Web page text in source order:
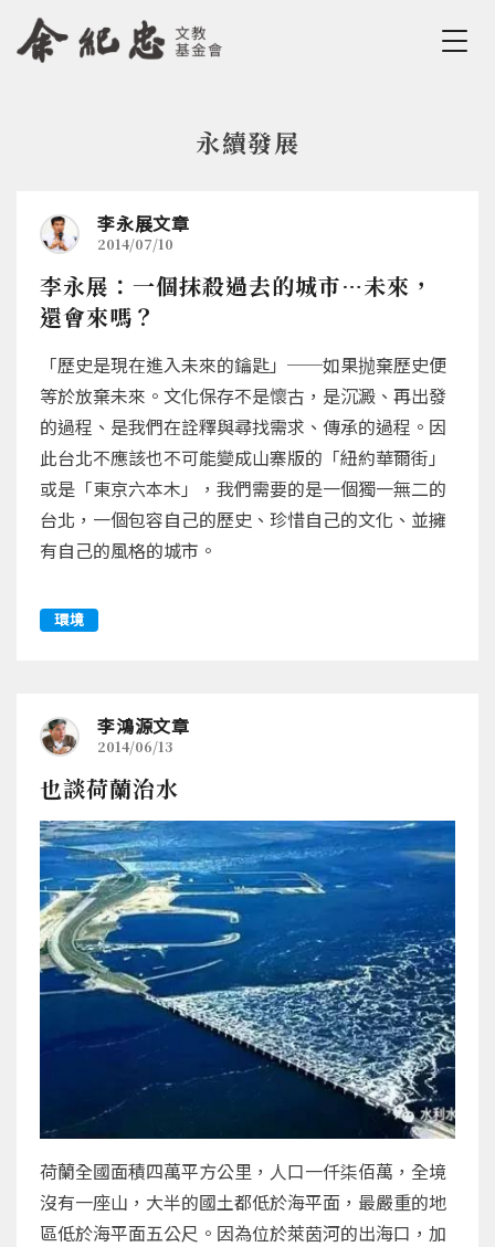
Jump to Navigation
Jump to Main content
永續發展
李永展文章
2014/07/10
李永展：一個抹殺過去的城市…未來，
還會來嗎？
「歷史是現在進入未來的鑰匙」──如果抛棄歷史便
等於放棄未來。文化保存不是懷古，是沉澱、再出發
的過程、是我們在詮釋與尋找需求、傳承的過程。因
此台北不應該也不可能變成山寨版的「紐約華爾街」
或是「東京六本木」，我們需要的是一個獨一無二的
台北，一個包容自己的歷史、珍惜自己的文化、並擁
有自己的風格的城市。
環境
李鴻源文章
2014/06/13
也談荷蘭治水
荷蘭全國面積四萬平方公里，人口一仟柒佰萬，全境
沒有一座山，大半的國土都低於海平面，最嚴重的地
區低於海平面五公尺。因為位於萊茵河的出海口，加